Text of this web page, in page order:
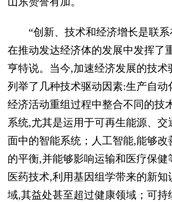
“创新、技术和经济增长是联系
在推动发达经济体的发展中发挥了
亨特说。当今,加速经济发展的技术
列举了几种技术驱动因素:生产自动
经济活动重组过程中整合不同的技
系统,尤其是运用于可再生能源、交
面中的智能系统；人工智能,能够改
的平衡,并能够影响运输和医疗保健
医药技术,利用基因组学带来的新知
域,其益处甚至超过健康领域；可持